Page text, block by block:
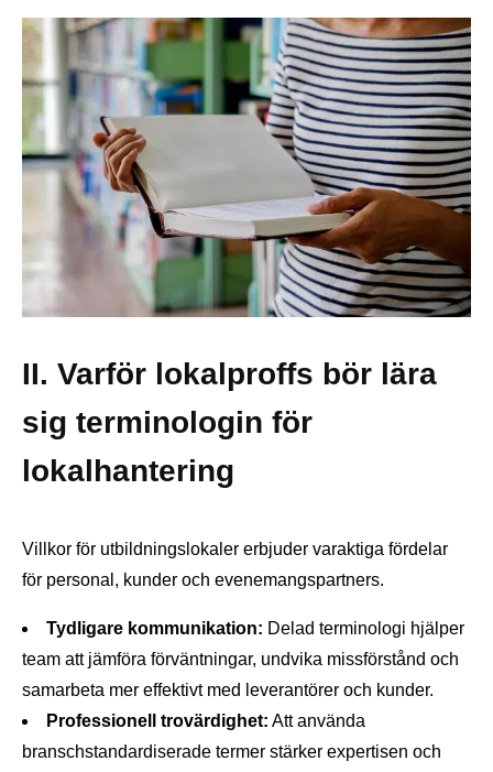
II. Varför lokalproffs bör lära
sig terminologin för
lokalhantering
Villkor för utbildningslokaler erbjuder varaktiga fördelar
för personal, kunder och evenemangspartners.
Tydligare kommunikation: Delad terminologi hjälper
team att jämföra förväntningar, undvika missförstånd och
samarbeta mer effektivt med leverantörer och kunder.
Professionell trovärdighet: Att använda
branschstandardiserade termer stärker expertisen och